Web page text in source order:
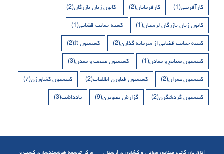
کارآفرینی(1) کارفرمایان(2) کانون زنان بازرگان(2)
کانون زنان بازرگان لرستان(1) کمیته حمایت قضایی(1)
کمیته حمایت قضایی از سرمایه گذاری(2) کمیسیون it (2)
کمیسیون صنایع و معادن(1) کمیسیون صنعت و معدن(3)
کمیسیون عمران(2) کمیسیون فناوری اطلاعات(2) کمیسیون کشاورزی(7)
کمیسیون گردشگری(2) گزارش تصویری(9) یادداشت(3)
اتاق بازرگانی، صنایع، معادن و کشاورزی لرستان — مرکز توسعه هوشمندسازی کسب و